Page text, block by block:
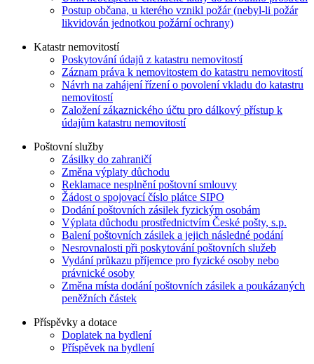
Postup občana, u kterého vznikl požár (nebyl-li požár
likvidován jednotkou požární ochrany)
Katastr nemovitostí
Poskytování údajů z katastru nemovitostí
Záznam práva k nemovitostem do katastru nemovitostí
Návrh na zahájení řízení o povolení vkladu do katastru
nemovitostí
Založení zákaznického účtu pro dálkový přístup k
údajům katastru nemovitostí
Poštovní služby
Zásilky do zahraničí
Změna výplaty důchodu
Reklamace nesplnění poštovní smlouvy
Žádost o spojovací číslo plátce SIPO
Dodání poštovních zásilek fyzickým osobám
Výplata důchodu prostřednictvím České pošty, s.p.
Balení poštovních zásilek a jejich následné podání
Nesrovnalosti při poskytování poštovních služeb
Vydání průkazu příjemce pro fyzické osoby nebo
právnické osoby
Změna místa dodání poštovních zásilek a poukázaných
peněžních částek
Příspěvky a dotace
Doplatek na bydlení
Příspěvek na bydlení